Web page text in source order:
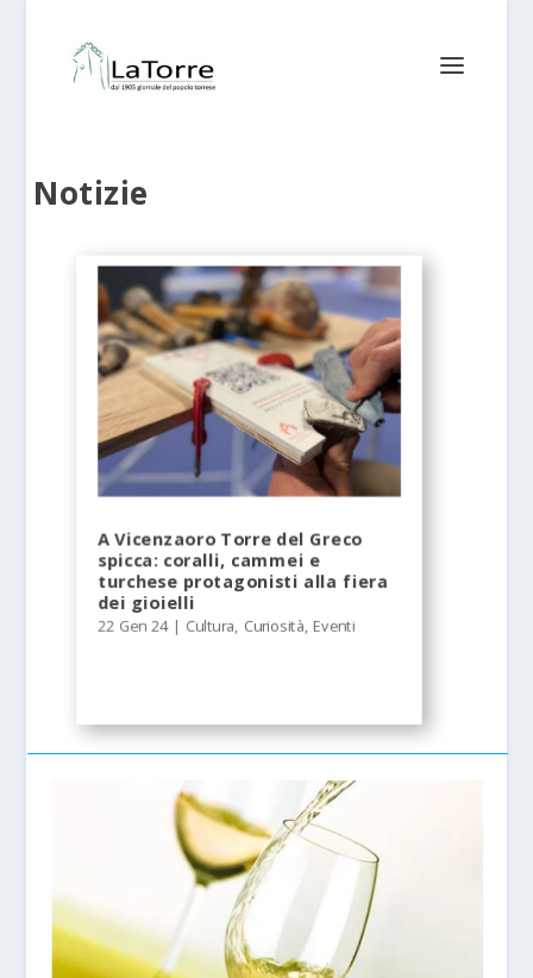
Notizie
A Vicenzaoro Torre del Greco
spicca: coralli, cammei e
turchese protagonisti alla fiera
dei gioielli
22 Gen 24| Cultura, Curiosità,Eventi